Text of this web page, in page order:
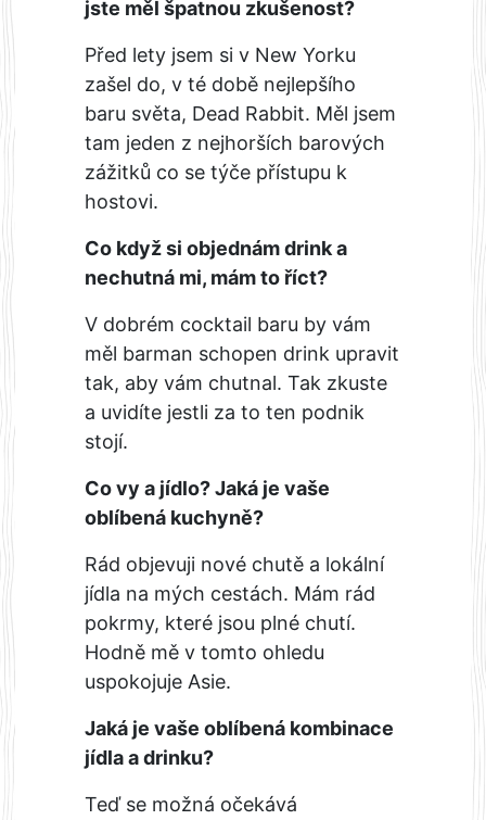
jste měl špatnou zkušenost?
Před lety jsem si v New Yorku
zašel do, v té době nejlepšího
baru světa, Dead Rabbit. Měl jsem
tam jeden z nejhorších barových
zážitků co se týče přístupu k
hostovi.
Co když si objednám drink a
nechutná mi, mám to říct?
V dobrém cocktail baru by vám
měl barman schopen drink upravit
tak, aby vám chutnal. Tak zkuste
a uvidíte jestli za to ten podnik
stojí.
Co vy a jídlo? Jaká je vaše
oblíbená kuchyně?
Rád objevuji nové chutě a lokální
jídla na mých cestách. Mám rád
pokrmy, které jsou plné chutí.
Hodně mě v tomto ohledu
uspokojuje Asie.
Jaká je vaše oblíbená kombinace
jídla a drinku?
Teď se možná očekává